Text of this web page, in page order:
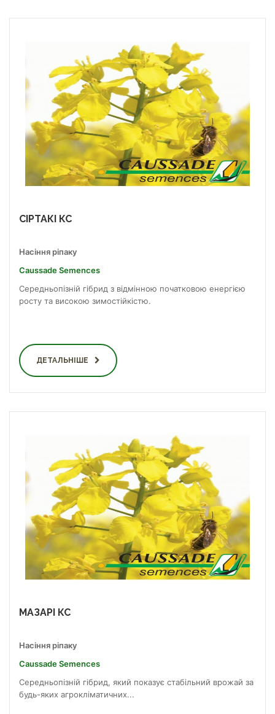
СІРТАКІ КС
Насіння ріпаку
Caussade Semences
Середньопізній гібрид з відмінною початковою енергією
росту та високою зимостійкістю.
ДЕТАЛЬНІШЕ
МАЗАРІ КС
Насіння ріпаку
Caussade Semences
Середньопізній гібрид, який показує стабільний врожай за
будь-яких агрокліматичних...